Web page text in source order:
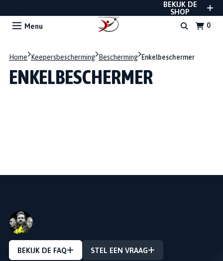
BEKIJK DE
SHOP
Menu
Home Keepersbescherming Bescherming Enkelbeschermer
ENKELBESCHERMER
BEKIJK DE FAQ
STEL EEN VRAAG